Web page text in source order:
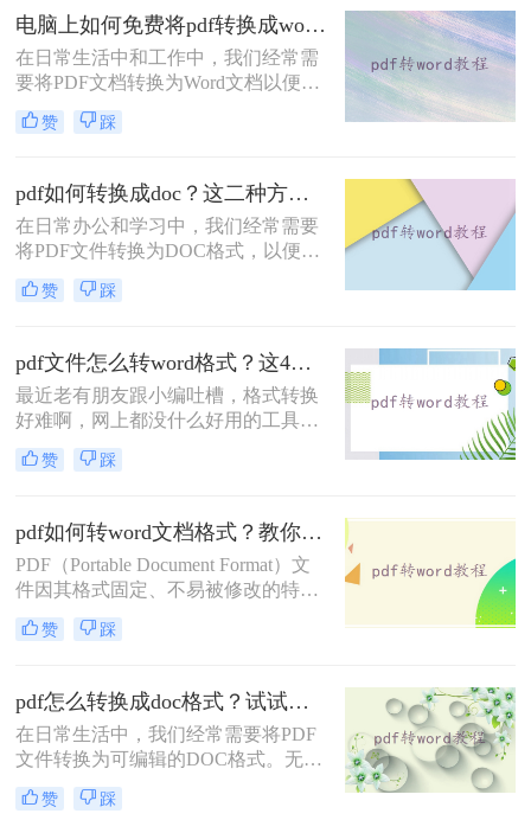
换为Word文档便成为了一个常见的需
求。那么pdf怎么转换成word呢？本文
将探讨几种将PDF转换成Word文档的
方法，帮助您轻松应对这一任务。
电脑上如何免费将pdf转换成word？分享2种实用方法！
在日常生活中和工作中，我们经常需
要将PDF文档转换为Word文档以便进
行编辑、修改或格式调整。那么电脑
上如何免费将pdf转换成word呢？本文
方法。
赞 踩
pdf如何转换成doc？这二种方法轻易转换！
在日常办公和学习中，我们经常需要
将PDF文件转换为DOC格式，以便于
编辑和修改。那么pdf如何转换成doc
呢？本文将介绍两种常用的PDF转
DOC的转换。
赞 踩
pdf文件怎么转word格式？这4个方法让你轻松搞定！
最近老有朋友跟小编吐槽，格式转换
好难啊，网上都没什么好用的工具，
想要将一份PDF格式的文档转换成
Word文档，但是试过很多软件了，转
排版格式都乱了，文字也有出错的。
有没有好一点的pdf文件怎么转word格
式软件呢？好软件当然是有的，就看
你有没有这个运气遇到了。给大家介
绍一下转转大师PDF转换器，不管是
在线转换格式还是客户端转换格式，
赞 踩
pdf如何转word文档格式？教你三种好用的转换方法！
PDF（Portable Document Format）文
件因其格式固定、不易被修改的特
点，广泛应用于各种文档传输和存储
场景。然而，有时我们需要将PDF文
便进行修改、编辑或重新排版。那么
pdf如何转word文档格式呢？本文将介
绍三种将PDF转换为Word文档格式的
方法。
赞 踩
pdf怎么转换成doc格式？试试这三种常见转换方法！
在日常生活中，我们经常需要将PDF
文件转换为可编辑的DOC格式。无论
是为了修改内容、复制文本还是进行
格式调整，掌握PDF转DOC的方法都
赞 踩